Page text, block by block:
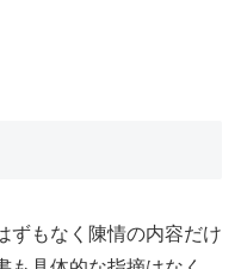
ずもなく陳情の内容だけ